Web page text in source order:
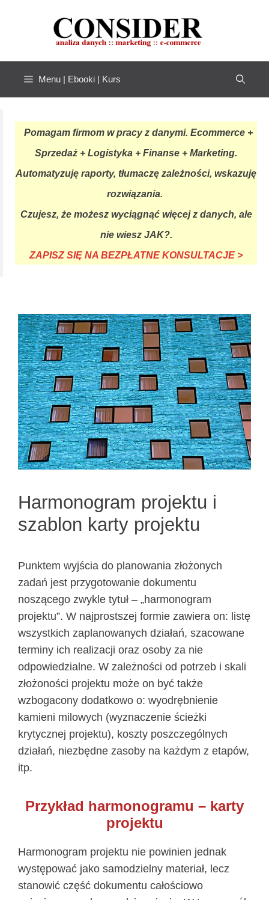
Menu | Ebooki | Kurs
Pomagam firmom w pracy z danymi. Ecommerce +
Sprzedaż + Logistyka + Finanse + Marketing.
Automatyzuję raporty, tłumaczę zależności, wskazuję
rozwiązania.
Czujesz, że możesz wyciągnąć więcej z danych, ale
nie wiesz JAK?.
ZAPISZ SIĘ NA BEZPŁATNE KONSULTACJE >
Harmonogram projektu i
szablon karty projektu
Punktem wyjścia do planowania złożonych
zadań jest przygotowanie dokumentu
noszącego zwykle tytuł – „harmonogram
projektu”. W najprostszej formie zawiera on: listę
wszystkich zaplanowanych działań, szacowane
terminy ich realizacji oraz osoby za nie
odpowiedzialne. W zależności od potrzeb i skali
złożoności projektu może on być także
wzbogacony dodatkowo o: wyodrębnienie
kamieni milowych (wyznaczenie ścieżki
krytycznej projektu), koszty poszczególnych
działań, niezbędne zasoby na każdym z etapów,
itp.
Przykład harmonogramu – karty
projektu
Harmonogram projektu nie powinien jednak
występować jako samodzielny materiał, lecz
stanowić część dokumentu całościowo